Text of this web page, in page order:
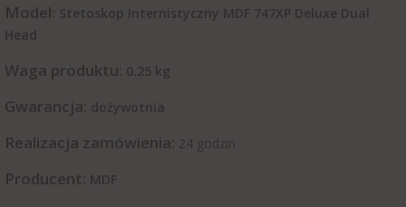
Model: Stetoskop Internistyczny MDF 747XP Deluxe Dual
Head
Waga produktu: 0.25 kg
Gwarancja: dożywotnia
Realizacja zamówienia: 24 godzin
Producent: MDF